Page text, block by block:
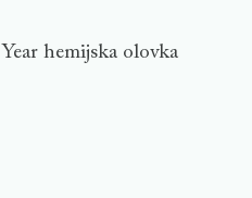
hemijska olovka